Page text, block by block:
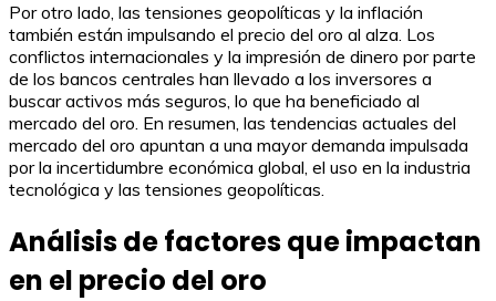
Por otro lado, las tensiones geopolíticas y la inflación
también están impulsando el precio del oro al alza. Los
conflictos internacionales y la impresión de dinero por parte
de los bancos centrales han llevado a los inversores a
buscar activos más seguros, lo que ha beneficiado al
mercado del oro. En resumen, las tendencias actuales del
mercado del oro apuntan a una mayor demanda impulsada
por la incertidumbre económica global, el uso en la industria
tecnológica y las tensiones geopolíticas.
Análisis de factores que impactan
en el precio del oro